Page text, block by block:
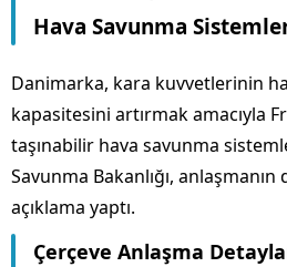
Hava Savunma
Danimarka, kara kuvvetlerinin
kapasitesini artırmak amacıyla
taşınabilir hava savunma
Savunma Bakanlığı,
açıklama yaptı.
Çerçeve Anlaşma